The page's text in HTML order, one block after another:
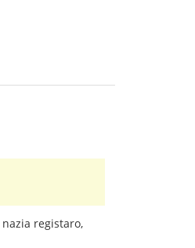
registaro,